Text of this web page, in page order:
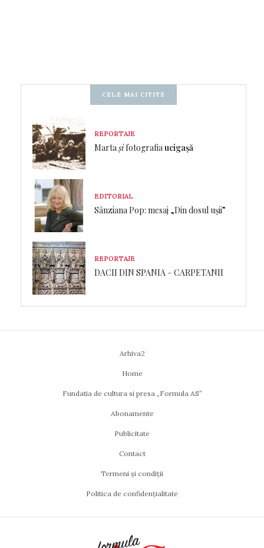
CELE MAI CITITE
REPORTAJE
Martașifotografia ucigașă
EDITORIAL
Sânziana Pop: mesaj „Din dosul ușii”
REPORTAJE
DACII DIN SPANIA – CARPETANII
Arhiva2
Home
Fundatia de cultura si presa „Formula AS”
Abonamente
Publicitate
Contact
Termeni și condiții
Politica de confidențialitate